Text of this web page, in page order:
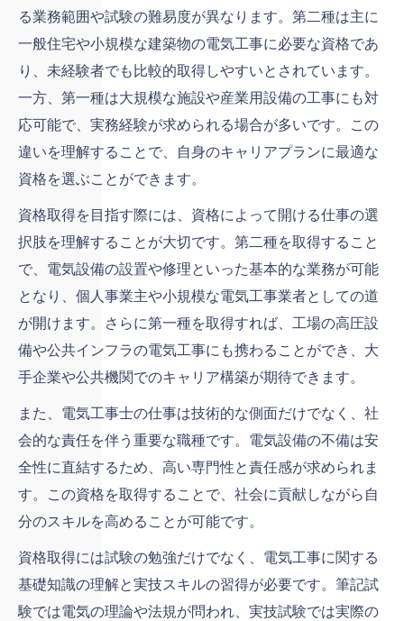
る業務範囲や試験の難易度が異なります。第二種は主に
一般住宅や小規模な建築物の電気工事に必要な資格であ
り、未経験者でも比較的取得しやすいとされています。
一方、第一種は大規模な施設や産業用設備の工事にも対
応可能で、実務経験が求められる場合が多いです。この
違いを理解することで、自身のキャリアプランに最適な
資格を選ぶことができます。
資格取得を目指す際には、資格によって開ける仕事の選
択肢を理解することが大切です。第二種を取得すること
で、電気設備の設置や修理といった基本的な業務が可能
となり、個人事業主や小規模な電気工事業者としての道
が開けます。さらに第一種を取得すれば、工場の高圧設
備や公共インフラの電気工事にも携わることができ、大
手企業や公共機関でのキャリア構築が期待できます。
また、電気工事士の仕事は技術的な側面だけでなく、社
会的な責任を伴う重要な職種です。電気設備の不備は安
全性に直結するため、高い専門性と責任感が求められま
す。この資格を取得することで、社会に貢献しながら自
分のスキルを高めることが可能です。
資格取得には試験の勉強だけでなく、電気工事に関する
基礎知識の理解と実技スキルの習得が必要です。筆記試
験では電気の理論や法規が問われ、実技試験では実際の